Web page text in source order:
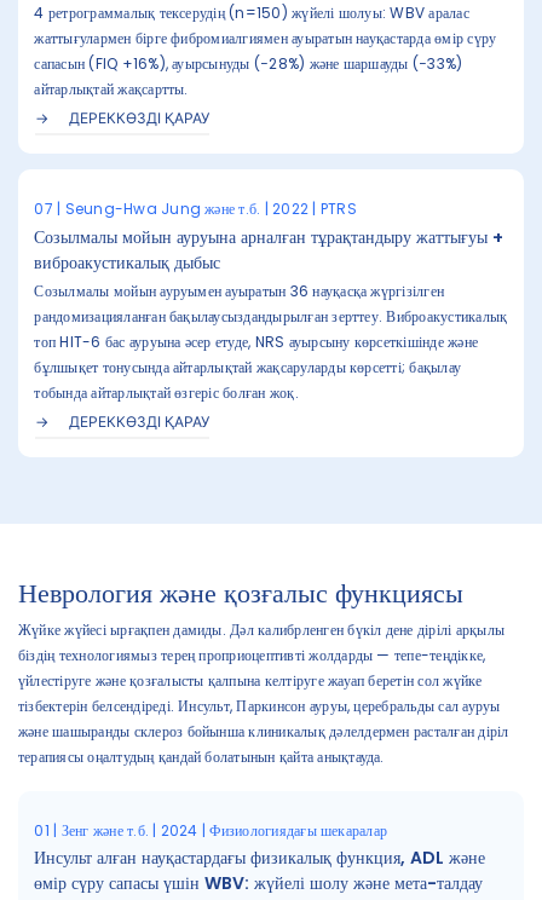
4 ретрограммалық тексерудің (n=150) жүйелі шолуы: WBV аралас
жаттығулармен бірге фибромиалгиямен ауыратын науқастарда өмір сүру
сапасын (FIQ +16%), ауырсынуды (−28%) және шаршауды (−33%)
айтарлықтай жақсартты.
ДЕРЕККӨЗДІ ҚАРАУ
07 | Seung-Hwa Jung және т.б. | 2022 | PTRS
Созылмалы мойын ауруына арналған тұрақтандыру жаттығуы +
виброакустикалық дыбыс
Созылмалы мойын ауруымен ауыратын 36 науқасқа жүргізілген
рандомизацияланған бақылаусыздандырылған зерттеу. Виброакустикалық
топ HIT-6 бас ауруына әсер етуде, NRS ауырсыну көрсеткішінде және
бұлшықет тонусында айтарлықтай жақсаруларды көрсетті; бақылау
тобында айтарлықтай өзгеріс болған жоқ.
ДЕРЕККӨЗДІ ҚАРАУ
Неврология және қозғалыс функциясы
Жүйке жүйесі ырғақпен дамиды. Дәл калибрленген бүкіл дене дірілі арқылы
біздің технологиямыз терең проприоцептивті жолдарды — тепе-теңдікке,
үйлестіруге және қозғалысты қалпына келтіруге жауап беретін сол жүйке
тізбектерін белсендіреді. Инсульт, Паркинсон ауруы, церебральды сал ауруы
және шашыранды склероз бойынша клиникалық дәлелдермен расталған діріл
терапиясы оңалтудың қандай болатынын қайта анықтауда.
01 | Зенг және т.б. | 2024 | Физиологиядағы шекаралар
Инсульт алған науқастардағы физикалық функция, ADL және
өмір сүру сапасы үшін WBV: жүйелі шолу және мета-талдау